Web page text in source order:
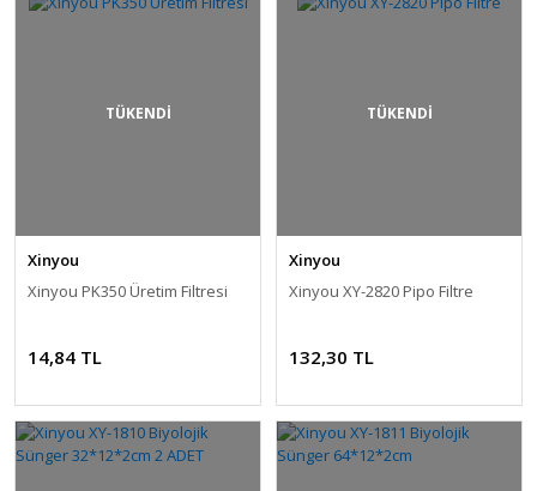
TÜKENDİ
Xinyou
Xinyou PK350 Üretim Filtresi
14,84 TL
TÜKENDİ
Xinyou
Xinyou XY-2820 Pipo Filtre
132,30 TL